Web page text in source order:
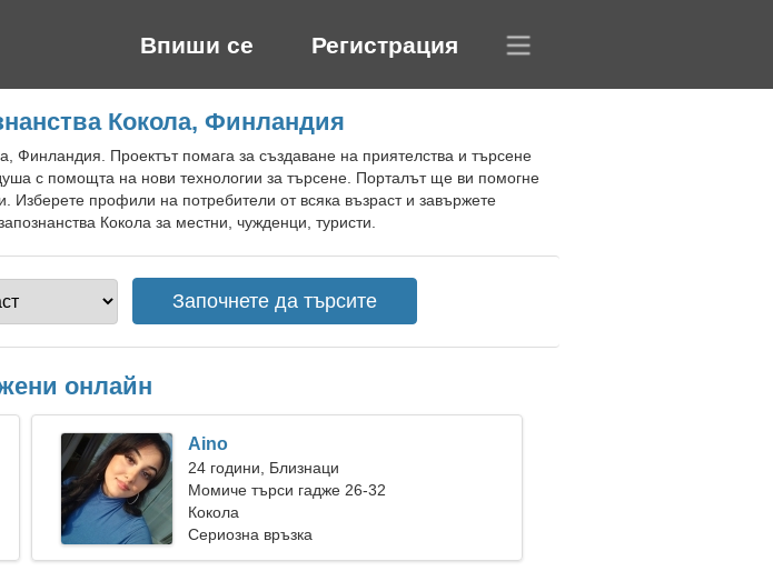
Впиши се Регистрация
Кокола, Финландия
Финландия. Проектът помага за създаване на приятелства и търсене
с помощта на нови технологии за търсене. Порталът ще ви помогне
профили на потребители от всяка възраст и завържете
Кокола за местни, чужденци, туристи.
онлайн
Aino
24 години, Близнаци
Момиче търси гадже 26-32
Кокола
Сериозна връзка